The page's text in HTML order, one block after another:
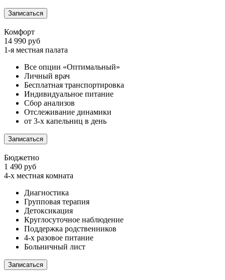
Записаться
Комфорт
14 990 руб
1-я местная палата
Все опции «Оптимальный»
Личный врач
Бесплатная транспортировка
Индивидуальное питание
Сбор анализов
Отслеживание динамики
от 3-х капельниц в день
Записаться
Бюджетно
1 490 руб
4-х местная комната
Диагностика
Групповая терапия
Детоксикация
Круглосуточное наблюдение
Поддержка родственников
4-х разовое питание
Больничный лист
Записаться